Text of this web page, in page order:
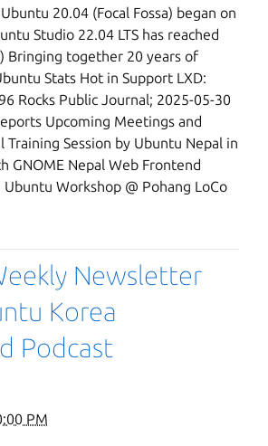
20.04 (Focal Fossa) began on
Studio 22.04 LTS has reached
Bringing together 20 years of
Stats Hot in Support LXD:
Rocks Public Journal; 2025-05-30
Upcoming Meetings and
Training Session by Ubuntu Nepal in
GNOME Nepal Web Frontend
Workshop @ Pohang LoCo
Newsletter
Korea
Podcast
PM